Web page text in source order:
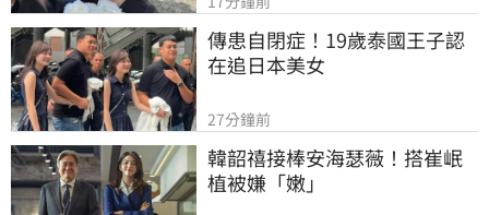
傳患自閉症！19歲泰國王子認
在追日本美女
27分鐘前
韓韶禧接棒安海瑟薇！搭崔岷
植被嫌「嫩」